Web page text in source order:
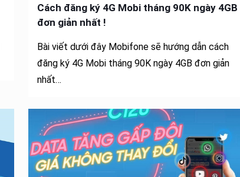
Cách đăng ký 4G Mobi tháng 90K ngày 4GB
đơn giản nhất !
Bài viết dưới đây Mobifone sẽ hướng dẫn cách
đăng ký 4G Mobi tháng 90K ngày 4GB đơn giản
nhất…